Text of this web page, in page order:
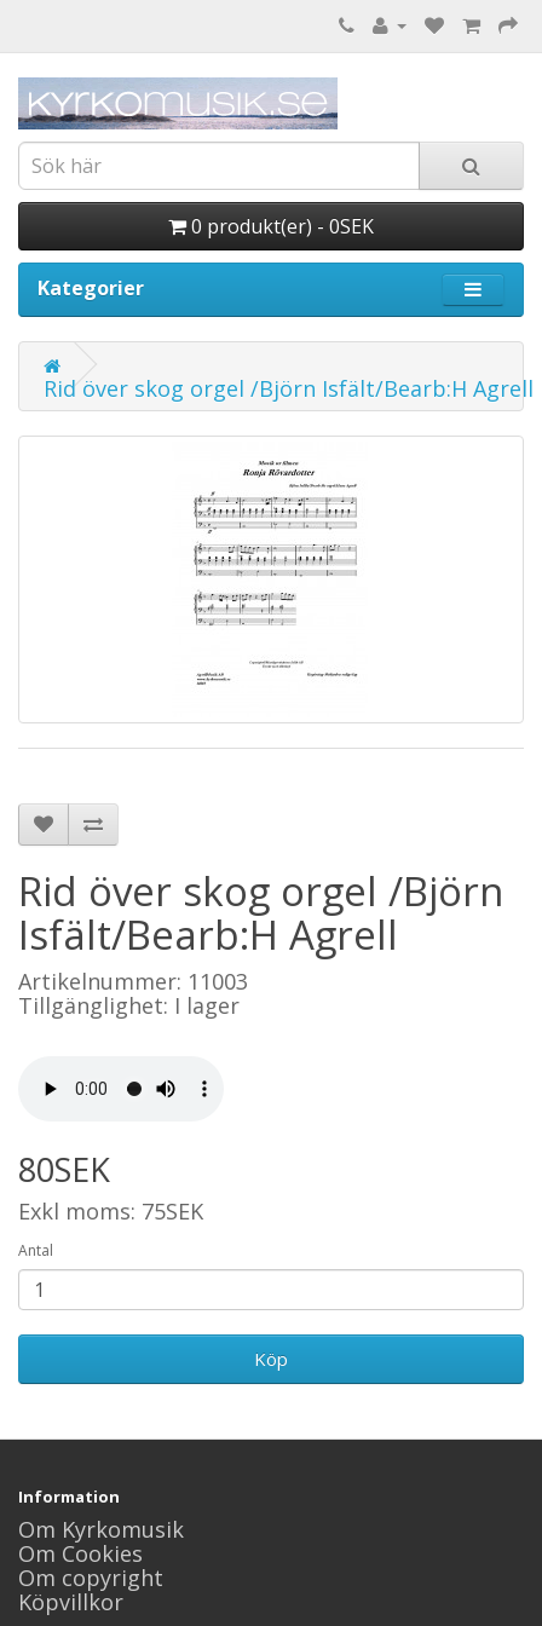
0 produkt(er) - 0SEK
Kategorier
Rid över skog orgel /Björn Isfält/Bearb:H Agrell
Rid över skog orgel /Björn
Isfält/Bearb:H Agrell
Artikelnummer: 11003
Tillgänglighet: I lager
80SEK
Exkl moms: 75SEK
Antal
Köp
Information
Om Kyrkomusik
Om Cookies
Om copyright
Köpvillkor